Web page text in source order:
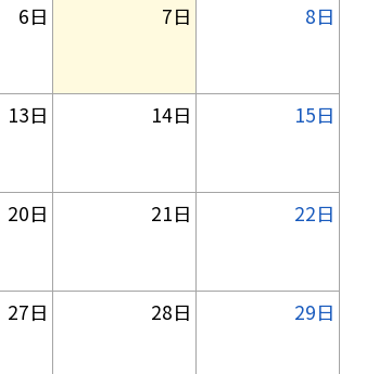
6日 7日 8日
13日 14日 15日
20日 21日 22日
27日 28日 29日